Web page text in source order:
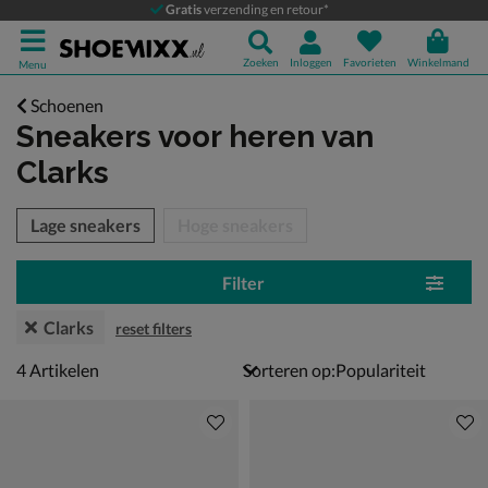
Gratisverzending en retour*
Menu Zoeken Inloggen Favorieten Winkelmand
Schoenen
Sneakers voor heren van
Clarks
over
Lage sneakers
Filter
Clarks reset filters
4 artikelen
4Artikelen Sorteren op: